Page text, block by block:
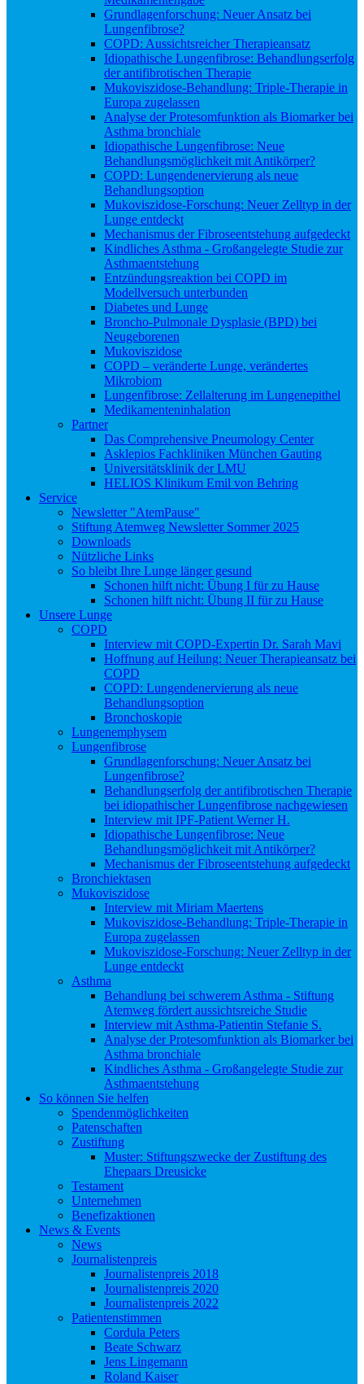
Grundlagenforschung: Neuer Ansatz bei
Lungenfibrose?
COPD: Aussichtsreicher Therapieansatz
Idiopathische Lungenfibrose: Behandlungserfolg
der antifibrotischen Therapie
Mukoviszidose-Behandlung: Triple-Therapie in
Europa zugelassen
Analyse der Protesomfunktion als Biomarker bei
Asthma bronchiale
Idiopathische Lungenfibrose: Neue
Behandlungsmöglichkeit mit Antikörper?
COPD: Lungendenervierung als neue
Behandlungsoption
Mukoviszidose-Forschung: Neuer Zelltyp in der
Lunge entdeckt
Mechanismus der Fibroseentstehung aufgedeckt
Kindliches Asthma - Großangelegte Studie zur
Asthmaentstehung
Entzündungsreaktion bei COPD im
Modellversuch unterbunden
Diabetes und Lunge
Broncho-Pulmonale Dysplasie (BPD) bei
Neugeborenen
Mukoviszidose
COPD – veränderte Lunge, verändertes
Mikrobiom
Lungenfibrose: Zellalterung im Lungenepithel
Medikamenteninhalation
Partner
Das Comprehensive Pneumology Center
Asklepios Fachkliniken München Gauting
Universitätsklinik der LMU
HELIOS Klinikum Emil von Behring
Service
Newsletter "AtemPause"
Stiftung Atemweg Newsletter Sommer 2025
Downloads
Nützliche Links
So bleibt Ihre Lunge länger gesund
Schonen hilft nicht: Übung I für zu Hause
Schonen hilft nicht: Übung II für zu Hause
Unsere Lunge
COPD
Interview mit COPD-Expertin Dr. Sarah Mavi
Hoffnung auf Heilung: Neuer Therapieansatz bei
COPD
COPD: Lungendenervierung als neue
Behandlungsoption
Bronchoskopie
Lungenemphysem
Lungenfibrose
Grundlagenforschung: Neuer Ansatz bei
Lungenfibrose?
Behandlungserfolg der antifibrotischen Therapie
bei idiopathischer Lungenfibrose nachgewiesen
Interview mit IPF-Patient Werner H.
Idiopathische Lungenfibrose: Neue
Behandlungsmöglichkeit mit Antikörper?
Mechanismus der Fibroseentstehung aufgedeckt
Bronchiektasen
Mukoviszidose
Interview mit Miriam Maertens
Mukoviszidose-Behandlung: Triple-Therapie in
Europa zugelassen
Mukoviszidose-Forschung: Neuer Zelltyp in der
Lunge entdeckt
Asthma
Behandlung bei schwerem Asthma - Stiftung
Atemweg fördert aussichtsreiche Studie
Interview mit Asthma-Patientin Stefanie S.
Analyse der Protesomfunktion als Biomarker bei
Asthma bronchiale
Kindliches Asthma - Großangelegte Studie zur
Asthmaentstehung
So können Sie helfen
Spendenmöglichkeiten
Patenschaften
Zustiftung
Muster: Stiftungszwecke der Zustiftung des
Ehepaars Dreusicke
Testament
Unternehmen
Benefizaktionen
News & Events
News
Journalistenpreis
Journalistenpreis 2018
Journalistenpreis 2020
Journalistenpreis 2022
Patientenstimmen
Cordula Peters
Beate Schwarz
Jens Lingemann
Roland Kaiser